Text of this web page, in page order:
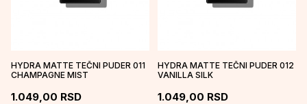
HYDRA MATTE TEČNI PUDER 011
CHAMPAGNE MIST
1.049,00 RSD
HYDRA MATTE TEČNI PUDER 012
VANILLA SILK
1.049,00 RSD